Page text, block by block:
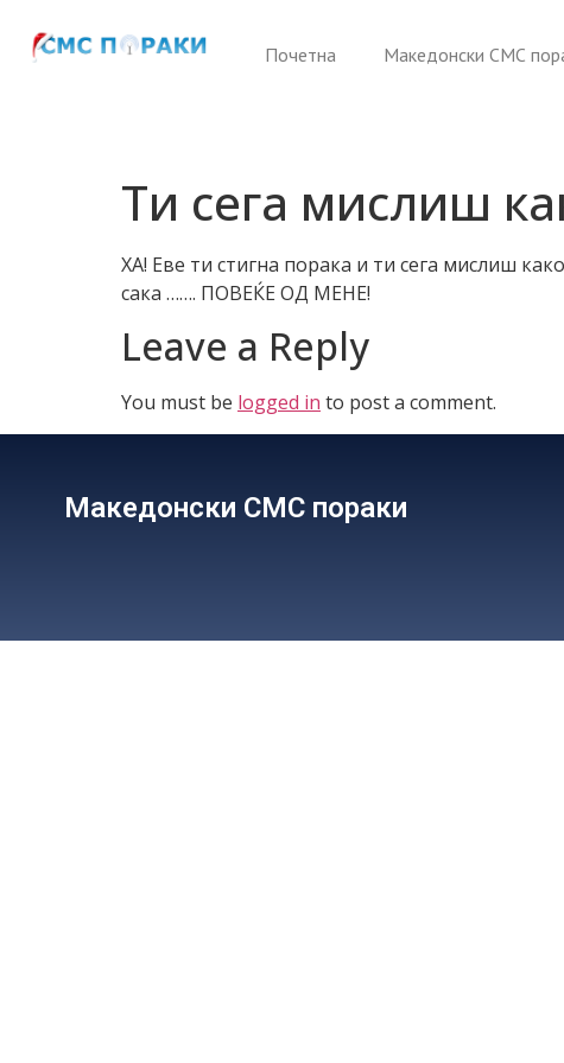
Почетна Македонски СМС
Ти сега мислиш
ХА! Еве ти стигна порака и ти сега мислиш
сака ……. ПОВЕЌЕ ОД МЕНЕ!
Leave a Reply
You must be logged in to post a comment.
Македонски СМС пораки